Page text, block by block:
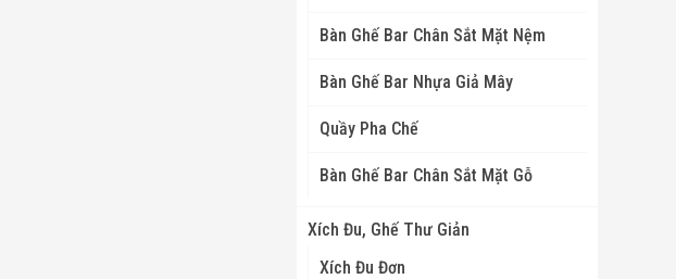
Bàn Ghế Bar Chân Sắt Mặt Nệm
Bàn Ghế Bar Nhựa Giả Mây
Quầy Pha Chế
Bàn Ghế Bar Chân Sắt Mặt Gỗ
Xích Đu, Ghế Thư Giản
Xích Đu Đơn